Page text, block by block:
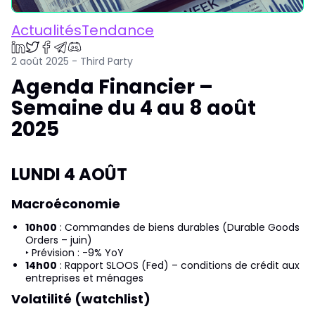
ActualitésTendance
2 août 2025 - Third Party
Agenda Financier –
Semaine du 4 au 8 août
2025
LUNDI 4 AOÛT
Macroéconomie
10h00 : Commandes de biens durables (Durable Goods
Orders – juin)
‣ Prévision : -9% YoY
14h00 : Rapport SLOOS (Fed) – conditions de crédit aux
entreprises et ménages
Volatilité (watchlist)